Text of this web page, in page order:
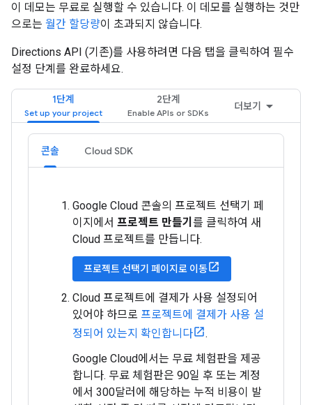
이 데모는 무료로 실행할 수 있습니다. 이 데모를 실행하는 것만
으로는 월간 할당량이 초과되지 않습니다.
Directions API (기존)를 사용하려면 다음 탭을 클릭하여 필수
설정 단계를 완료하세요.
1단계 2단계
더보기
콘솔 Cloud SDK
Google Cloud 콘솔의 프로젝트 선택기 페
이지에서 프로젝트 만들기 를 클릭하여 새
Cloud 프로젝트를 만듭니다.
프로젝트 선택기 페이지로 이동
Cloud 프로젝트에 결제가 사용 설정되어
있어야 하므로 프로젝트에 결제가 사용 설
정되어 있는지 확인합니다
.
Google Cloud에서는 무료 체험판을 제공
합니다. 무료 체험판은 90일 후 또는 계정
에서 300달러에 해당하는 누적 비용이 발